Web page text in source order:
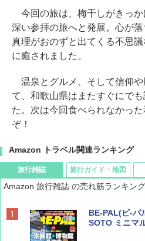
今回の旅は、梅干しがきっか
深い参拝の旅へと発展。心が
真理がおのずと出てくる不思
に癒されました。
温泉とグルメ、そして信仰や
て、和歌山県はまたすぐにで
た。次は今回食べられなかっ
ぞ！
Amazon トラベル関連ランキング
旅行雑誌
Amazon 旅行雑誌 の売れ筋ランキング
BE-PAL(ビ-パ
SOTO ミニマ
旅行ガイド・地図